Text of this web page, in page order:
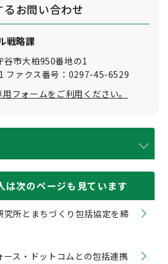
るお問い合わせ
戦略課
市大柏950番地の1
ファクス番号：0297-45-6529
フォームをご利用ください。
は次のページも見ています
究所とまちづくり包括協定を締
ス・ドットコムとの包括連携